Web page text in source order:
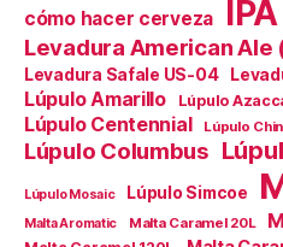
cómo hacer cerveza IPA
Levadura American Ale
Levadura Safale US-04
Lúpulo Amarillo Lúpulo
Lúpulo Centennial Lúpulo
Lúpulo Columbus
Lúpulo Mosaic Lúpulo Simcoe
Malta Aromatic Malta Caramel 20L